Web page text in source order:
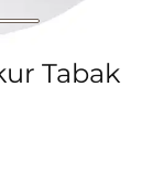
Tabak